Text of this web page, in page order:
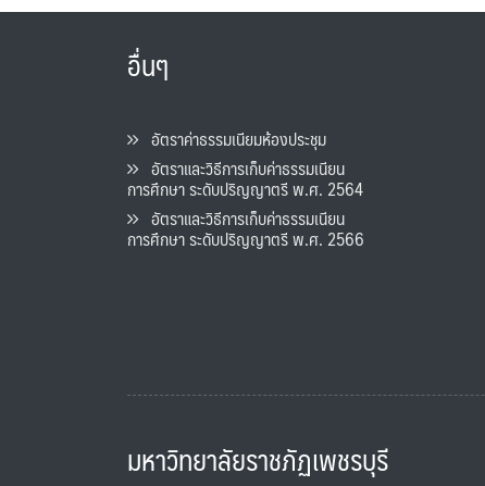
อื่นๆ
อัตราค่าธรรมเนียมห้องประชุม
อัตราและวิธีการเก็บค่าธรรมเนียน
การศึกษา ระดับปริญญาตรี พ.ศ. 2564
อัตราและวิธีการเก็บค่าธรรมเนียน
การศึกษา ระดับปริญญาตรี พ.ศ. 2566
มหาวิทยาลัยราชภัฏเพชรบุรี